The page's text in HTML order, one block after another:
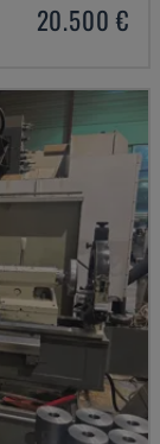
20.500 €